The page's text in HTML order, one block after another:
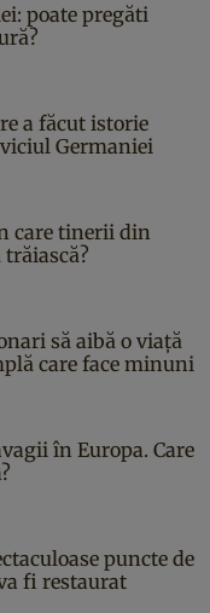
poate pregăti
a făcut istorie
Germaniei
care tinerii din
să aibă o viață
care face minuni
în Europa. Care
puncte de
fi restaurat